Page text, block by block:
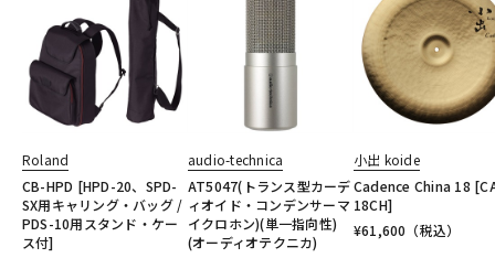
Roland
CB-HPD [HPD-20、SPD-
SX用キャリング・バッグ /
PDS-10用スタンド・ケー
ス付]
audio-technica
AT5047(トランス型カーデ
ィオイド・コンデンサーマ
イクロホン)(単一指向性)
(オーディオテクニカ)
小出 koide
Cadence China 18
18CH]
¥61,600 （税込）